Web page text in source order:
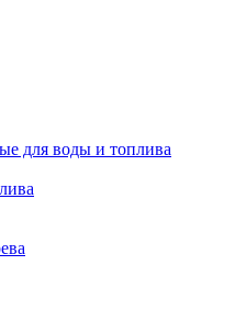
для воды и топлива